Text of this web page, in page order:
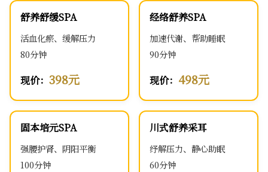
舒养舒缓SPA
活血化瘀、缓解压力
80分钟
现价： 398元
经络舒养SPA
加速代谢、帮助睡眠
90分钟
现价： 498元
固本培元SPA
强腰护肾、阴阳平衡
100分钟
川式舒养采耳
纾解压力、静心助眠
60分钟